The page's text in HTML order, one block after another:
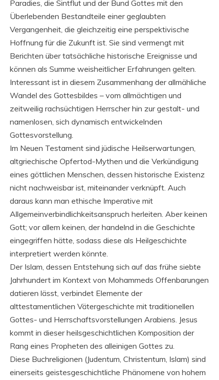
Paradies, die Sintflut und der Bund Gottes mit den
Überlebenden Bestandteile einer geglaubten
Vergangenheit, die gleichzeitig eine perspektivische
Hoffnung für die Zukunft ist. Sie sind vermengt mit
Berichten über tatsächliche historische Ereignisse und
können als Summe weisheitlicher Erfahrungen gelten.
Interessant ist in diesem Zusammenhang der allmähliche
Wandel des Gottesbildes – vom allmächtigen und
zeitweilig rachsüchtigen Herrscher hin zur gestalt- und
namenlosen, sich dynamisch entwickelnden
Gottesvorstellung.
Im Neuen Testament sind jüdische Heilserwartungen,
altgriechische Opfertod-Mythen und die Verkündigung
eines göttlichen Menschen, dessen historische Existenz
nicht nachweisbar ist, miteinander verknüpft. Auch
daraus kann man ethische Imperative mit
Allgemeinverbindlichkeitsanspruch herleiten. Aber keinen
Gott; vor allem keinen, der handelnd in die Geschichte
eingegriffen hätte, sodass diese als Heilgeschichte
interpretiert werden könnte.
Der Islam, dessen Entstehung sich auf das frühe siebte
Jahrhundert im Kontext von Mohammeds Offenbarungen
datieren lässt, verbindet Elemente der
alttestamentlichen Vätergeschichte mit traditionellen
Gottes- und Herrschaftsvorstellungen Arabiens. Jesus
kommt in dieser heilsgeschichtlichen Komposition der
Rang eines Propheten des alleinigen Gottes zu.
Diese Buchreligionen (Judentum, Christentum, Islam) sind
einerseits geistesgeschichtliche Phänomene von hohem